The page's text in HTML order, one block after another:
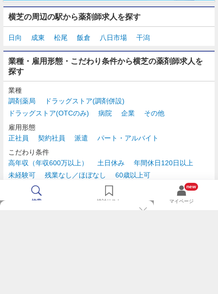
横芝の周辺の駅から薬剤師求人を探す
日向 成東 松尾 飯倉 八日市場 干潟
業種・雇用形態・こだわり条件から横芝の薬剤師求人を
探す
業種
調剤薬局
ドラッグストア(調剤併設)
ドラッグストア(OTCのみ)
病院 企業
その他
雇用形態
正社員
契約社員 派遣
パート・アルバイト
こだわり条件
高年収（年収600万以上）
土日休み
年間休日120日以上
未経験可
残業なし／ほぼなし
60歳以上可
時給2,500円以上
検索 検討リスト
new
マイページ